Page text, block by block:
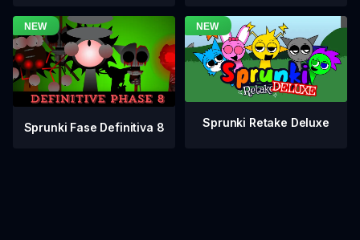
Sprunki Fase Definitiva 8 Sprunki Retake Deluxe